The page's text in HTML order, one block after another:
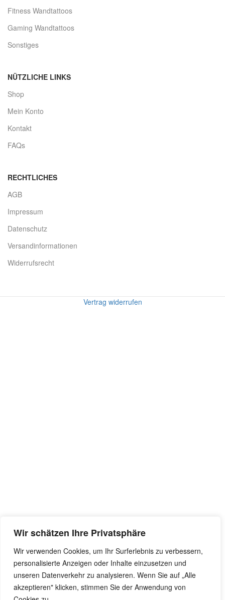
Wir schätzen Ihre Privatsphäre
Wir verwenden Cookies, um Ihr Surferlebnis zu verbessern,
personalisierte Anzeigen oder Inhalte einzusetzen und
unseren Datenverkehr zu analysieren. Wenn Sie auf „Alle
akzeptieren" klicken, stimmen Sie der Anwendung von
Fitness Wandtattoos
Gaming Wandtattoos
Sonstiges
NÜTZLICHE LINKS
Shop
Mein Konto
Kontakt
FAQs
RECHTLICHES
AGB
Impressum
Datenschutz
Versandinformationen
Widerrufsrecht
Vertrag widerrufen